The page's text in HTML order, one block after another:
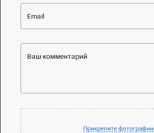
Email
Ваш комментарий
Прикрепите фотографии